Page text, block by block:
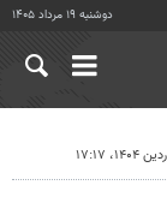
دوشنبه ۱۹ مرداد ۱۴۰۵